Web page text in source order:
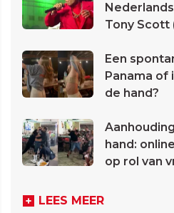
Tony Scott
Een
Panama of
de hand?
hand:
op rol van
LEES MEER